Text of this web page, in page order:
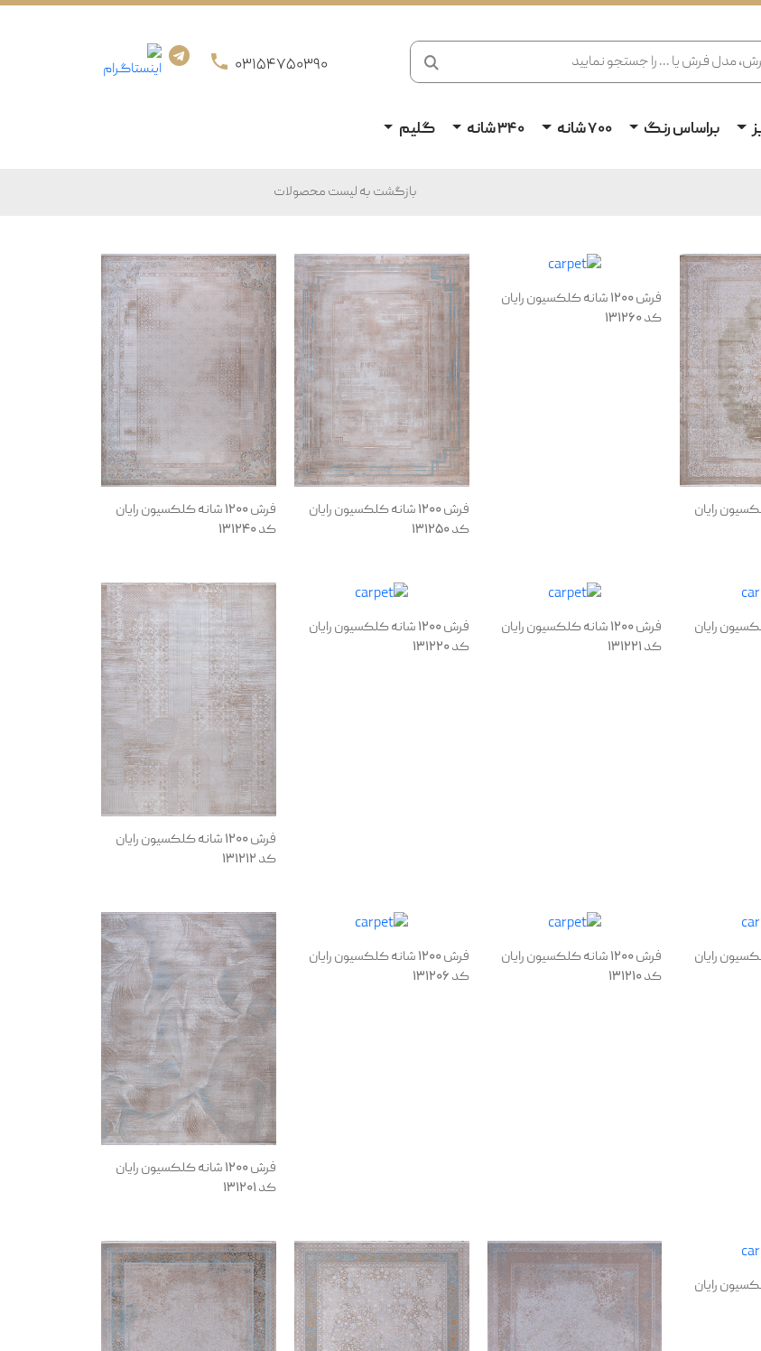
03154750390
براساس رنگ 700 شانه 340 شانه گلیم
بازگشت به لیست محصولات
کلکسیون رایان
فرش 1200 شانه کلکسیون رایان
کد 131260
فرش 1200 شانه کلکسیون رایان
کد 131250
فرش 1200 شانه کلکسیون رایان
کد 131240
کلکسیون رایان
فرش 1200 شانه کلکسیون رایان
کد 131221
فرش 1200 شانه کلکسیون رایان
کد 131220
فرش 1200 شانه کلکسیون رایان
کد 131212
کلکسیون رایان
فرش 1200 شانه کلکسیون رایان
کد 131210
فرش 1200 شانه کلکسیون رایان
کد 131206
فرش 1200 شانه کلکسیون رایان
کد 131201
کلکسیون رایان